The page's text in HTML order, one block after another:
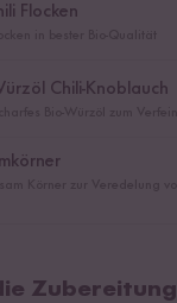
Flocken
Chili-Knoblauch
Zubereitung